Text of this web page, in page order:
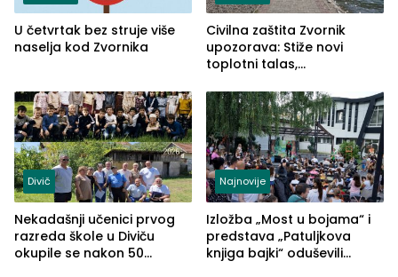
U četvrtak bez struje više
naselja kod Zvornika
Civilna zaštita Zvornik
upozorava: Stiže novi
toplotni talas,
Divič
Nekadašnji učenici prvog
razreda škole u Diviču
okupile se nakon 50
Najnovije
Izložba „Most u bojama“ i
predstava „Patuljkova
knjiga bajki“ oduševili